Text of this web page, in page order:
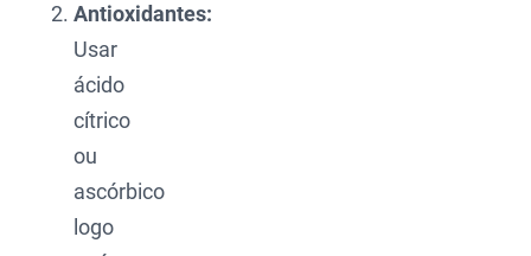
Antioxidantes:
Usar
ácido
cítrico
ou
ascórbico
logo